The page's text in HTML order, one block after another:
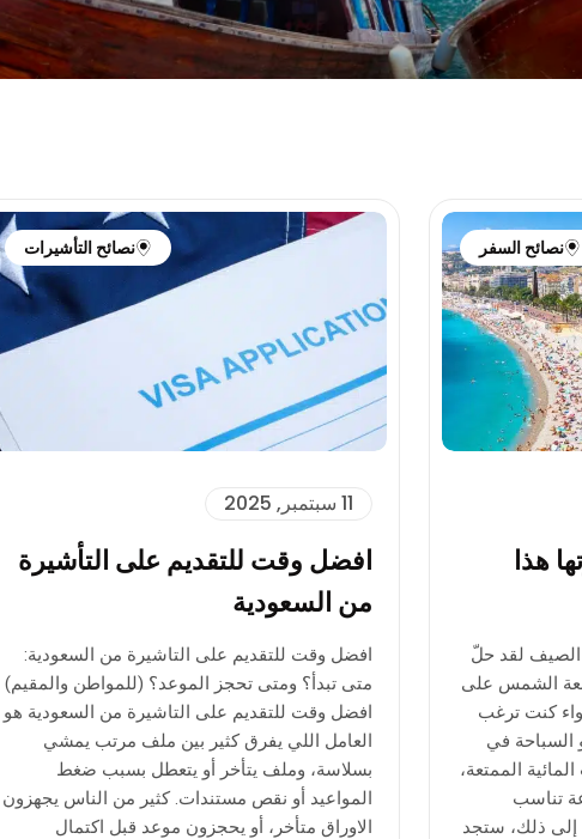
نصائح السفر
هذا
الصيف لقد حلّ
الشمس على
كنت ترغب
السباحة في
الممتعة،
تناسب
إلى ذلك، ستجد
نصائح التأشيرات
11 سبتمبر, 2025
افضل وقت للتقديم على التأشيرة
من السعودية
افضل وقت للتقديم على التاشيرة من السعودية:
متى تبدأ؟ ومتى تحجز الموعد؟ (للمواطن والمقيم)
افضل وقت للتقديم على التاشيرة من السعودية هو
العامل اللي يفرق كثير بين ملف مرتب يمشي
بسلاسة، وملف يتأخر أو يتعطل بسبب ضغط
المواعيد أو نقص مستندات. كثير من الناس يجهزون
الاوراق متأخر، أو يحجزون موعد قبل اكتمال